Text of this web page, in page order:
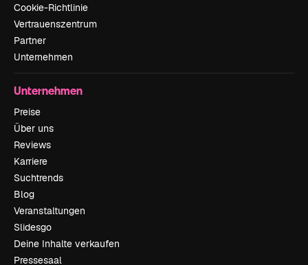
Cookie-Richtlinie
Vertrauenszentrum
Partner
Unternehmen
Unternehmen
Preise
Über uns
Reviews
Karriere
Suchtrends
Blog
Veranstaltungen
Slidesgo
Deine Inhalte verkaufen
Pressesaal